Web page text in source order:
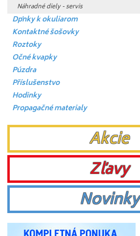
Náhradné diely - servis
Dpňky k okuliarom
Kontaktné šošovky
Roztoky
Očné kvapky
Púzdra
Příslušenstvo
Hodinky
Propagačné materialy
Akcie
Zľavy
Novinky